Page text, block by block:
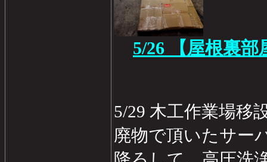
5/26 【屋根裏部
5/29 木工作業場移
廃物で頂いたサー